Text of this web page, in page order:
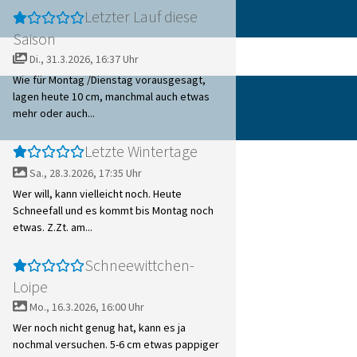
Letzter Lauf diese
Saison
Di., 31.3.2026, 16:37 Uhr
Wie für Montag /Dienstag vorausgesagt,
lagen heute 10 cm, manchmal auch etwas
mehr oder auch...
Letzte Wintertage
Sa., 28.3.2026, 17:35 Uhr
Wer will, kann vielleicht noch. Heute
Schneefall und es kommt bis Montag noch
etwas. Z.Zt. am...
Schneewittchen-
Loipe
Mo., 16.3.2026, 16:00 Uhr
Wer noch nicht genug hat, kann es ja
nochmal versuchen. 5-6 cm etwas pappiger